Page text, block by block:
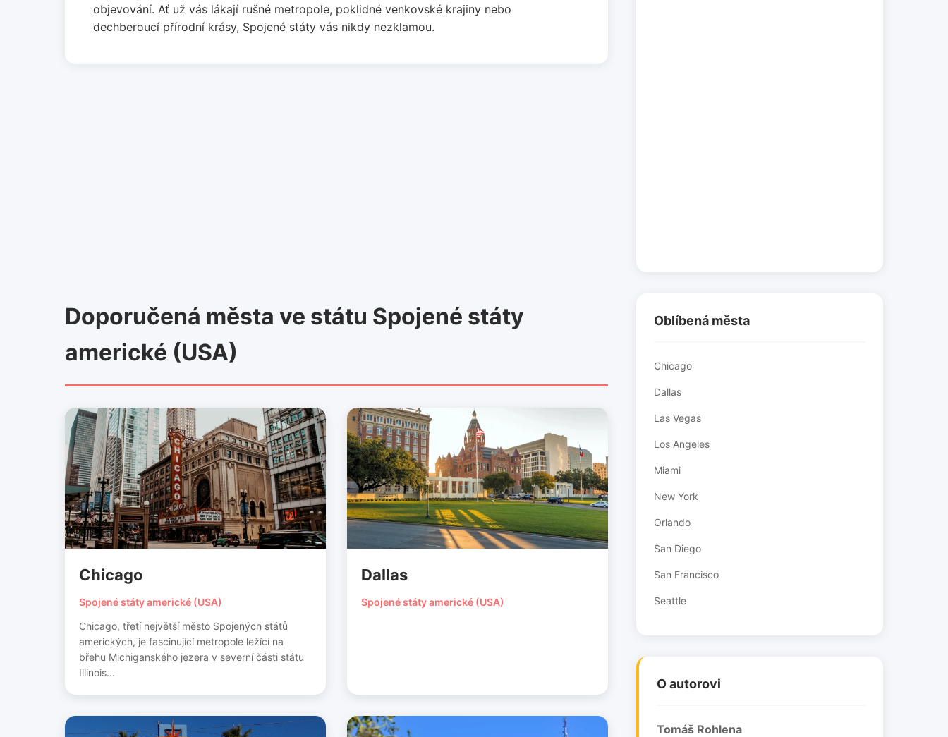
objevování. Ať už vás lákají rušné metropole, poklidné venkovské krajiny nebo
dechberoucí přírodní krásy, Spojené státy vás nikdy nezklamou.
Doporučená města ve státu Spojené státy
americké (USA)
Chicago
Spojené státy americké (USA)
Chicago, třetí největší město Spojených států
amerických, je fascinující metropole ležící na
břehu Michiganského jezera v severní části státu
Illinois...
Dallas
Spojené státy americké (USA)
Oblíbená města
Chicago
Dallas
Las Vegas
Los Angeles
Miami
New York
Orlando
San Diego
San Francisco
Seattle
O autorovi
Tomáš Rohlena